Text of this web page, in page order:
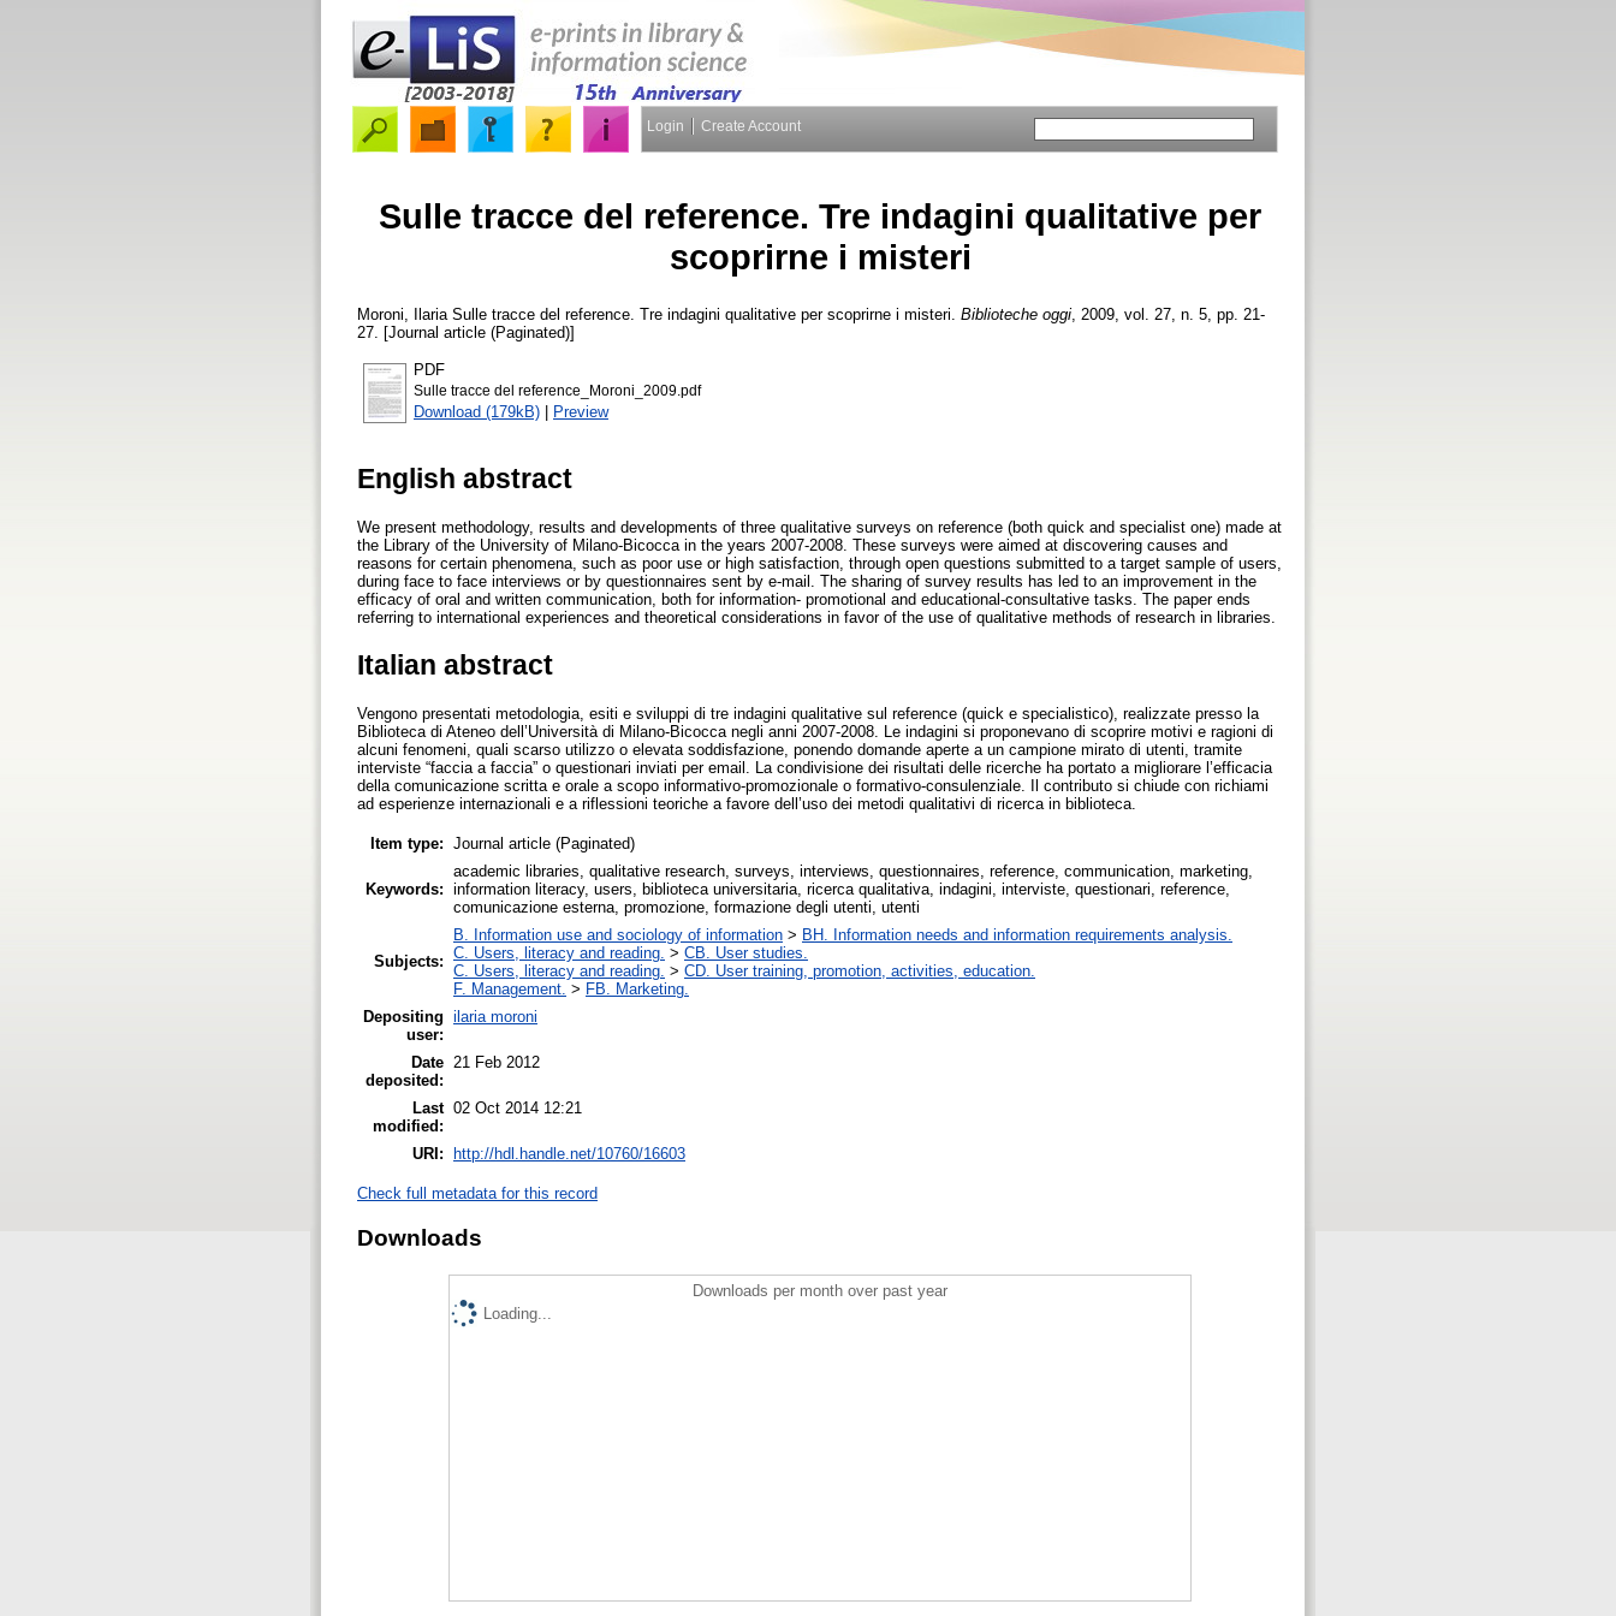
Login Create Account
Sulle tracce del reference. Tre indagini qualitative per
scoprirne i misteri
Moroni, Ilaria Sulle tracce del reference. Tre indagini qualitative per scoprirne i misteri. Biblioteche oggi , 2009, vol. 27, n. 5, pp. 21-
27. [Journal article (Paginated)]
PDF
Sulle tracce del reference_Moroni_2009.pdf
Download (179kB) | Preview
English abstract
We present methodology, results and developments of three qualitative surveys on reference (both quick and specialist one) made at
the Library of the University of Milano-Bicocca in the years 2007-2008. These surveys were aimed at discovering causes and
reasons for certain phenomena, such as poor use or high satisfaction, through open questions submitted to a target sample of users,
during face to face interviews or by questionnaires sent by e-mail. The sharing of survey results has led to an improvement in the
efficacy of oral and written communication, both for information- promotional and educational-consultative tasks. The paper ends
referring to international experiences and theoretical considerations in favor of the use of qualitative methods of research in libraries.
Italian abstract
Vengono presentati metodologia, esiti e sviluppi di tre indagini qualitative sul reference (quick e specialistico), realizzate presso la
Biblioteca di Ateneo dell’Università di Milano-Bicocca negli anni 2007-2008. Le indagini si proponevano di scoprire motivi e ragioni di
alcuni fenomeni, quali scarso utilizzo o elevata soddisfazione, ponendo domande aperte a un campione mirato di utenti, tramite
interviste “faccia a faccia” o questionari inviati per email. La condivisione dei risultati delle ricerche ha portato a migliorare l’efficacia
della comunicazione scritta e orale a scopo informativo-promozionale o formativo-consulenziale. Il contributo si chiude con richiami
ad esperienze internazionali e a riflessioni teoriche a favore dell’uso dei metodi qualitativi di ricerca in biblioteca.
Item type: Journal article (Paginated)
Keywords:
academic libraries, qualitative research, surveys, interviews, questionnaires, reference, communication, marketing,
information literacy, users, biblioteca universitaria, ricerca qualitativa, indagini, interviste, questionari, reference,
comunicazione esterna, promozione, formazione degli utenti, utenti
Subjects:
B. Information use and sociology of information > BH. Information needs and information requirements analysis.
C. Users, literacy and reading. > CB. User studies.
C. Users, literacy and reading. > CD. User training, promotion, activities, education.
F. Management. > FB. Marketing.
Depositing
user:
ilaria moroni
Date
deposited:
21 Feb 2012
Last
modified:
02 Oct 2014 12:21
URI: http://hdl.handle.net/10760/16603
Check full metadata for this record
Downloads
Downloads per month over past year
Loading...